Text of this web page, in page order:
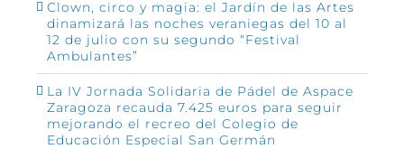
Clown, circo y magia: el Jardín de las Artes
dinamizará las noches veraniegas del 10 al
12 de julio con su segundo “Festival
Ambulantes”
La IV Jornada Solidaria de Pádel de Aspace
Zaragoza recauda 7.425 euros para seguir
mejorando el recreo del Colegio de
Educación Especial San Germán